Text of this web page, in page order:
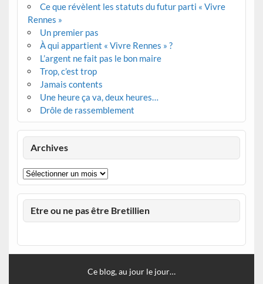
Ce que révèlent les statuts du futur parti « Vivre
Rennes »
Un premier pas
À qui appartient « Vivre Rennes » ?
L’argent ne fait pas le bon maire
Trop, c’est trop
Jamais contents
Une heure ça va, deux heures…
Drôle de rassemblement
Archives
Archives
Etre ou ne pas être Bretillien
Ce blog, au jour le jour…